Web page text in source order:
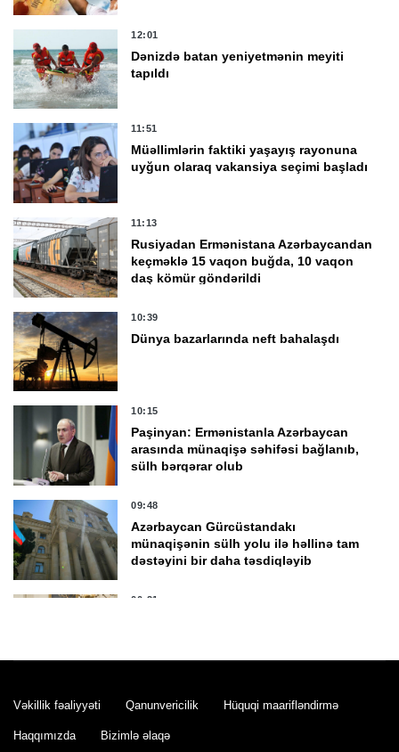
12:01
Dənizdə batan yeniyetmənin meyiti
tapıldı
11:51
Müəllimlərin faktiki yaşayış rayonuna
uyğun olaraq vakansiya seçimi başladı
11:13
Rusiyadan Ermənistana Azərbaycandan
keçməklə 15 vaqon buğda, 10 vaqon
daş kömür göndərildi
10:39
Dünya bazarlarında neft bahalaşdı
10:15
Paşinyan: Ermənistanla Azərbaycan
arasında münaqişə səhifəsi bağlanıb,
sülh bərqərar olub
09:48
Azərbaycan Gürcüstandakı
münaqişənin sülh yolu ilə həllinə tam
dəstəyini bir daha təsdiqləyib
00:21
İsmayıllıda yol qəzası oldu, 5 nəfər
xəsarət alıb
Vəkillik fəaliyyəti Qanunvericilik Hüquqi maarifləndirmə
Haqqımızda Bizimlə əlaqə